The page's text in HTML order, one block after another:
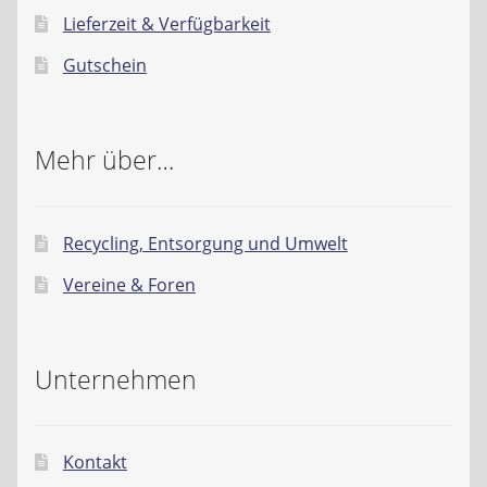
Lieferzeit & Verfügbarkeit
Gutschein
Mehr über…
Recycling, Entsorgung und Umwelt
Vereine & Foren
Unternehmen
Kontakt